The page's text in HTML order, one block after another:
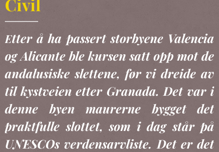
Civil
Etter å ha passert storbyene Valencia
og Alicante ble kursen satt opp mot de
andalusiske slettene, før vi dreide av
til kystveien etter Granada. Det var i
denne byen maurerne bygget det
praktfulle slottet, som i dag står på
UNESCOs verdensarvliste. Det er det